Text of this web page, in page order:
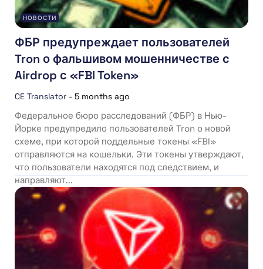
НОВОСТИ
ФБР предупреждает пользователей
Tron о фальшивом мошенничестве с
Airdrop с «FBI Token»
CE Translator - 5 months ago
Федеральное бюро расследований (ФБР) в Нью-
Йорке предупредило пользователей Tron о новой
схеме, при которой поддельные токены «FBI»
отправляются на кошельки. Эти токены утверждают,
что пользователи находятся под следствием, и
направляют...